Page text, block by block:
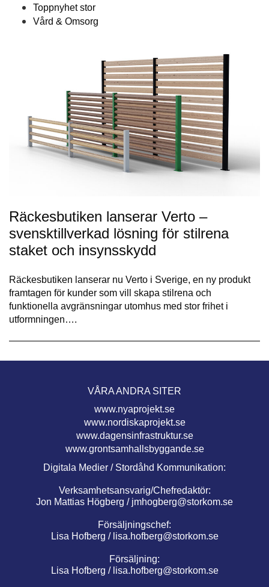
Toppnyhet stor
Vård & Omsorg
Räckesbutiken lanserar Verto –
svensktillverkad lösning för stilrena
staket och insynsskydd
Räckesbutiken lanserar nu Verto i Sverige, en ny produkt
framtagen för kunder som vill skapa stilrena och
funktionella avgränsningar utomhus med stor frihet i
utformningen….
VÅRA ANDRA SITER
www.nyaprojekt.se
www.nordiskaprojekt.se
www.dagensinfrastruktur.se
www.grontsamhallsbyggande.se
Digitala Medier / Stordåhd Kommunikation:
Verksamhetsansvarig/Chefredaktör:
Jon Mattias Högberg / jmhogberg@storkom.se
Försäljningschef:
Lisa Hofberg / lisa.hofberg@storkom.se
Försäljning:
Lisa Hofberg / lisa.hofberg@storkom.se